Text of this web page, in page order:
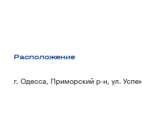
Расположение
г. Одесса, Приморский р-н, ул.